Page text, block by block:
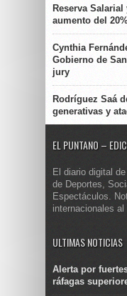
Reserva
aumento del
Cynthia
Gobierno de
jury
Rodríguez Saá
generativas y
EL PUNTANO –
El diario digital
de Deportes,
Espectáculos.
internacionales al
ULTIMAS NOTICIAS
Alerta por
ráfagas